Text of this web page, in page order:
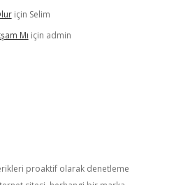
için Selim
Mı için admin
proaktif olarak denetleme